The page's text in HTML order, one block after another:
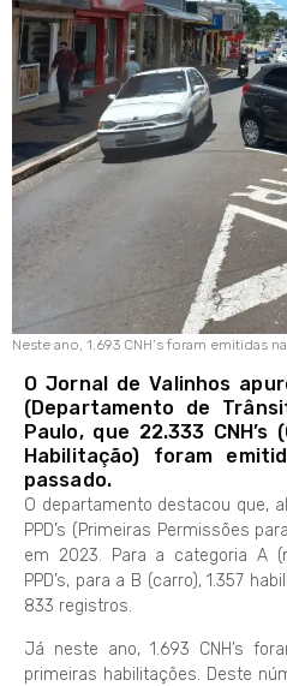
Neste ano, 1.693 CNH’s foram emitidas
O Jornal de Valinhos
(Departamento de
Paulo, que 22.333
Habilitação) foram
passado.
O departamento destacou que,
PPD’s (Primeiras Permissões
em 2023. Para a categoria A
PPD’s, para a B (carro), 1.357
833 registros.
Já neste ano, 1.693 CNH’s
primeiras habilitações. Deste